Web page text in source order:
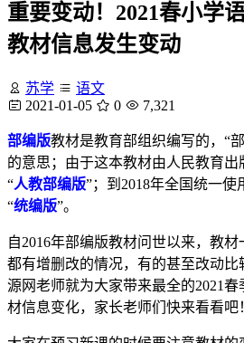
重要变动！2021春小学
教材信息发生变动
苏学
语文
2021-01-05
0 7,321
部编版教材是教育部组织编写的，“
的意思；由于这本教材由人民教育
“人教部编版”；到2018年全国统一
“统编版”。
自2016年部编版教材问世以来，教
都有增删改的情况，有的甚至改动
源网老师就为大家带来最全的2021
材信息变化，家长老师们快来看看吧